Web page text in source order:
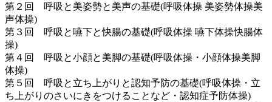
第２回 呼吸と美姿勢と美声の基礎(呼吸体操 美姿勢体操美
声体操)
第３回 呼吸と嚥下と快腸の基礎(呼吸体操 嚥下体操快腸体
操)
第４回 呼吸と小顔と美脚の基礎(呼吸体操・小顔体操美脚
体操)
第５回 呼吸と立ち上がりと認知予防の基礎(呼吸体操・立
ち上がりのさいにきをつけることなど・認知症予防体操)